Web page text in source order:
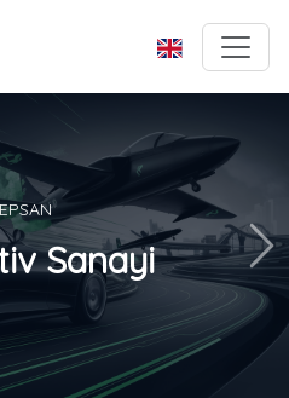
Sanayi